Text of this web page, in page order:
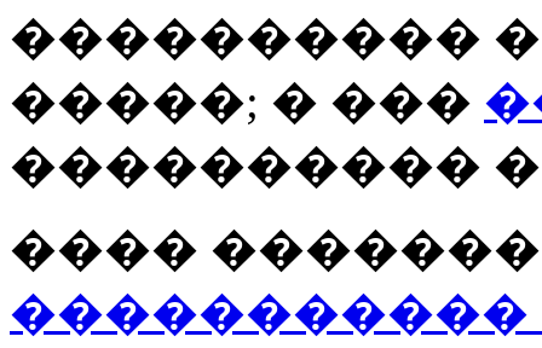
����������
�����; � ���
����������
����
�����������